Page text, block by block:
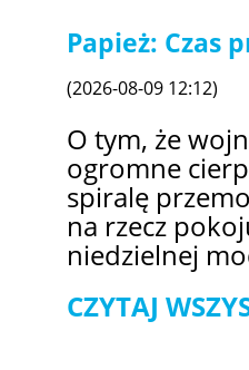
Papież: Czas
(2026-08-09 12:12)
O tym, że
ogromne
spiralę
na rzecz
niedzielnej
CZYTAJ